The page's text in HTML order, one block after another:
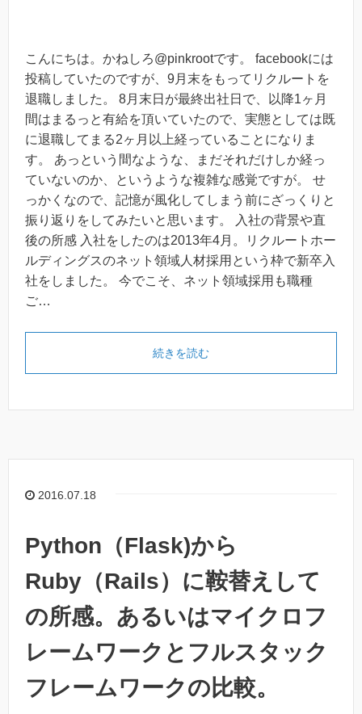
こんにちは。かねしろ@pinkrootです。 facebookには
投稿していたのですが、9月末をもってリクルートを
退職しました。 8月末日が最終出社日で、以降1ヶ月
間はまるっと有給を頂いていたので、実態としては既
に退職してまる2ヶ月以上経っていることになりま
す。 あっという間なような、まだそれだけしか経っ
ていないのか、というような複雑な感覚ですが。 せ
っかくなので、記憶が風化してしまう前にざっくりと
振り返りをしてみたいと思います。 入社の背景や直
後の所感 入社をしたのは2013年4月。リクルートホー
ルディングスのネット領域人材採用という枠で新卒入
社をしました。 今でこそ、ネット領域採用も職種
ご…
続きを読む
2016.07.18
Python（Flask)から
Ruby（Rails）に鞍替えして
の所感。あるいはマイクロフ
レームワークとフルスタック
フレームワークの比較。